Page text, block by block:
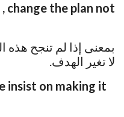
change the plan not
بمعنى إذا لم تنجح هذه
لا تغير الهدف.
insist on making it